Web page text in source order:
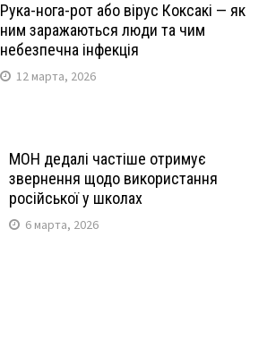
Рука-нога-рот або вірус Коксакі — як
ним заражаються люди та чим
небезпечна інфекція
12 марта, 2026
МОН дедалі частіше отримує
звернення щодо використання
російської у школах
6 марта, 2026